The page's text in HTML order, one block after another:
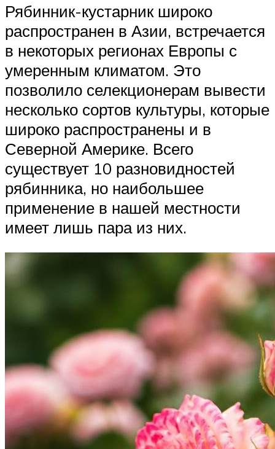
Рябинник-кустарник широко
распространен в Азии, встречается
в некоторых регионах Европы с
умеренным климатом. Это
позволило селекционерам вывести
несколько сортов культуры, которые
широко распространены и в
Северной Америке. Всего
существует 10 разновидностей
рябинника, но наибольшее
применение в нашей местности
имеет лишь пара из них.